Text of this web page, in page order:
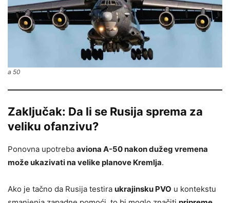
a 50
Zaključak: Da li se Rusija sprema za
veliku ofanzivu?
Ponovna upotreba aviona A-50 nakon dužeg vremena
može ukazivati na velike planove Kremlja.
Ako je tačno da Rusija testira ukrajinsku PVO u kontekstu